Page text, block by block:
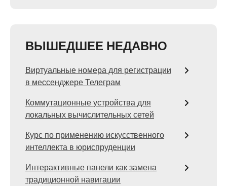
ВЫШЕДШЕЕ НЕДАВНО
Виртуальные номера для регистрации
в мессенджере Телеграм
Коммутационные устройства для
локальных вычислительных сетей
Курс по применению искусственного
интеллекта в юриспруденции
Интерактивные панели как замена
традиционной навигации